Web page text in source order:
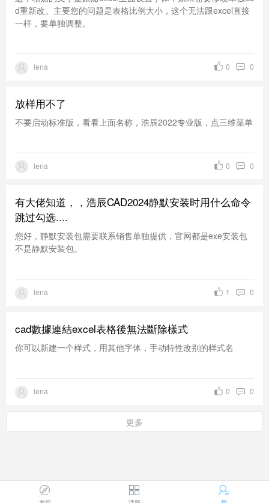
d重新改。主要您的问题是表格比例大小，这个无法跟excel直接
一样，要单独调整。
lena 0
0
放样用不了
不要启动标准版，看看上面名称，浩辰2022专业版，点三维菜单
lena 0
0
有大佬知道，，浩辰CAD2024静默安装时用什么命令
跳过勾选....
您好，静默安装包需要联系销售单独提供，官网都是exe安装包
不是静默安装包。
lena 0
1
cad數據連結excel表格後無法斷除樣式
你可以新建一个样式，用其他字体，手动特性改别的样式名
lena 0
0
更多